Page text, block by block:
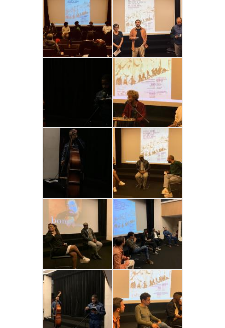
Image
Image Image
Image Image
Image Image